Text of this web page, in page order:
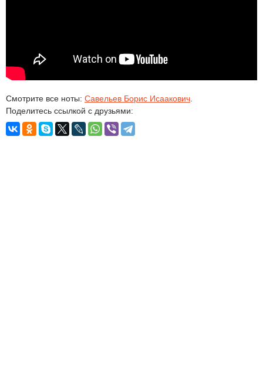
Смотрите все ноты: Савельев Борис Исаакович
Поделитесь ссылкой с друзьями: